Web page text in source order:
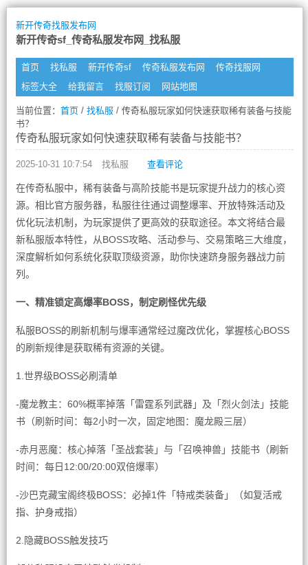
新开传奇找服发布网
新开传奇sf_传奇私服发布网_找私服
首页 找私服 新开传奇sf 传奇私服发布网
传奇找服网
标签大全
给我留言 找服订阅 网站地图
当前位置： 首页/ 找私服 / 传奇私服玩家如何快速获取稀有装备与技能
书？
传奇私服玩家如何快速获取稀有装备与技能书？
2025-10-31 10:7:54 找私服 查看评论
在传奇私服中，稀有装备与高阶技能书是玩家提升战力的核心资
源。相比官方服务器，私服往往通过调整爆率、开放特殊活动及
优化玩法机制，为玩家提供了更高效的获取途径。本文将结合最
新私服版本特性，从BOSS攻略、活动参与、交易策略三大维度，
深度解析如何系统化获取顶级资源，助你快速跻身服务器战力前
列。
一、精准锁定高爆率BOSS，制定刷怪优先级
私服BOSS的刷新机制与爆率通常经过魔改优化，掌握核心BOSS
的刷新规律是获取稀有资源的关键。
1.世界级BOSS必刷清单
-魔龙教主：60%概率掉落「雷霆系列武器」及「烈火剑法」技能
书（刷新时间：每2小时一次，固定地图：魔龙殿三层）
-赤月恶魔：核心掉落「圣战套装」与「召唤神兽」技能书（刷新
时间：每日12:00/20:00双倍爆率）
-沙巴克藏宝阁终极BOSS：必掉1件「特戒类装备」（如复活戒
指、护身戒指）
2.隐藏BOSS触发技巧